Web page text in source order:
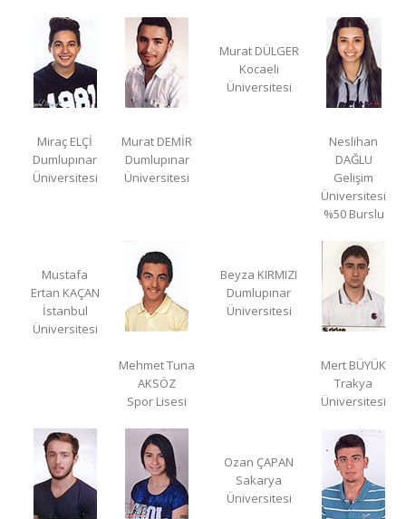
Miraç ELÇİ
Dumlupınar
Üniversitesi
Murat DEMİR
Dumlupınar
Üniversitesi
Murat DÜLGER
Kocaeli
Üniversitesi
Neslihan
DAĞLU
Gelişim
Üniversitesi
%50 Burslu
Mustafa
Ertan KAÇAN
İstanbul
Üniversitesi
Mehmet Tuna
AKSÖZ
Spor Lisesi
Beyza KIRMIZI
Dumlupınar
Üniversitesi
Mert BÜYÜK
Trakya
Üniversitesi
Ozan ÇAPAN
Sakarya
Üniversitesi